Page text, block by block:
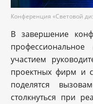
Конференция «Световой
В завершение
участием
проектных фирм и
поделятся
столкнуться при